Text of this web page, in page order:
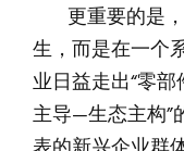
更重要的是
生，而是在一个
业日益走出“零
主导—生态主构”